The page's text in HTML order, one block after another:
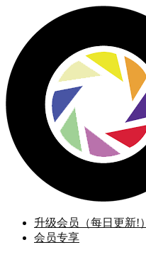
升级会员（每日更新!）
会员专享